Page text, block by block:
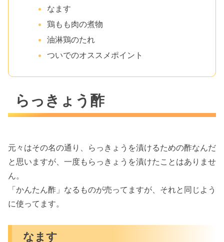
なます
鶏もも肉の煮物
油淋鶏のたれ
ついでのオススメポイント
らっきょう酢
元々はその名の通り、らっきょうを漬けるための酢なんだ
と思いますが、一度もらっきょうを漬けたことはありませ
ん。
「かんたん酢」なるものが売ってますが、それと同じよう
に使ってます。
なます